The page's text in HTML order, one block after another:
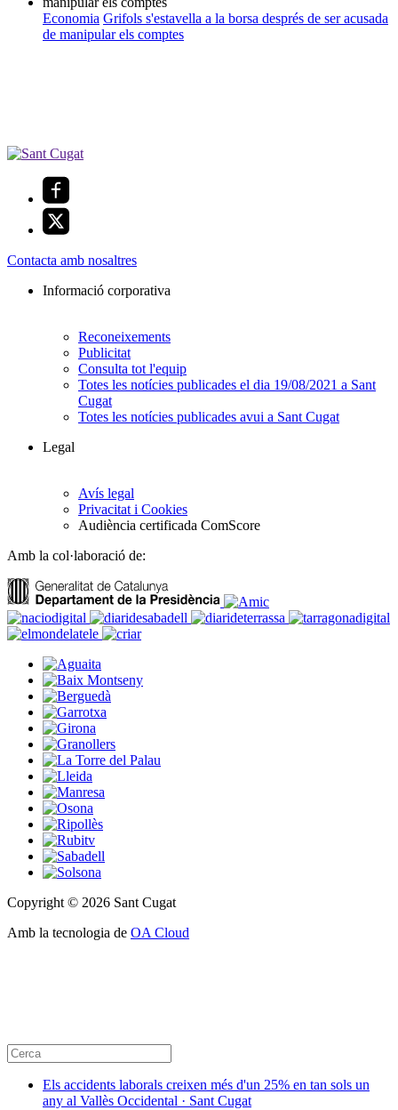
Economia Grifols s'estavella a la borsa després de ser acusada
de manipular els comptes
Contacta amb nosaltres
Informació corporativa
Reconeixements
Publicitat
Consulta tot l'equip
Totes les notícies publicades el dia 19/08/2021 a Sant
Cugat
Totes les notícies publicades avui a Sant Cugat
Legal
Avís legal
Privacitat i Cookies
Audiència certificada ComScore
Amb la col·laboració de:
Copyright © 2026 Sant Cugat
Amb la tecnologia de OA Cloud
Els accidents laborals creixen més d'un 25% en tan sols un
any al Vallès Occidental · Sant Cugat